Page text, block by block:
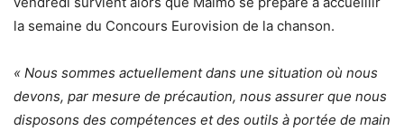
la semaine du Concours Eurovision de la chanson.
« Nous sommes actuellement dans une situation où nous
devons, par mesure de précaution, nous assurer que nous
disposons des compétences et des outils à portée de main